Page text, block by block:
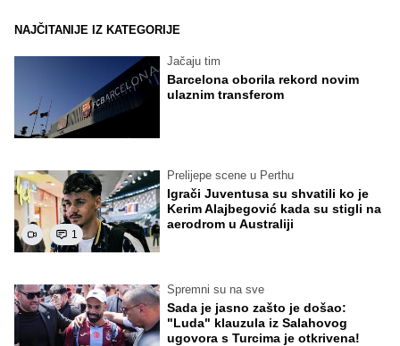
NAJČITANIJE IZ KATEGORIJE
Jačaju tim
Barcelona oborila rekord novim
ulaznim transferom
1
Prelijepe scene u Perthu
Igrači Juventusa su shvatili ko je
Kerim Alajbegović kada su stigli na
aerodrom u Australiji
Spremni su na sve
Sada je jasno zašto je došao:
"Luda" klauzula iz Salahovog
ugovora s Turcima je otkrivena!